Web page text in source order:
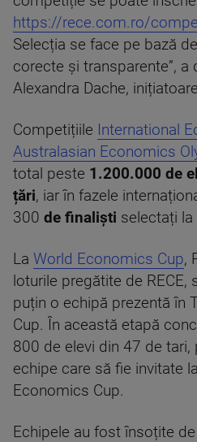
https://rece.com.ro/
Selecția se face pe bază
corecte și transparente”, a
Alexandra Dache,
Competițiile International
Australasian Economics
total peste 1.200.000 de
țări, iar în fazele
300 de finaliști selectați la
La World Economics Cup,
loturile pregătite de RECE,
puțin o echipă prezentă în
Cup. În această etapă
800 de elevi din 47 de
echipe care să fie invitate
Economics Cup.
Echipele au fost însoțite de